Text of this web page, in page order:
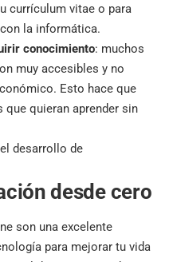
currículum vitae o para
la informática.
conocimiento: muchos
muy accesibles y no
Esto hace que
que quieran aprender sin
desarrollo de
desde cero
son una excelente
para mejorar tu vida